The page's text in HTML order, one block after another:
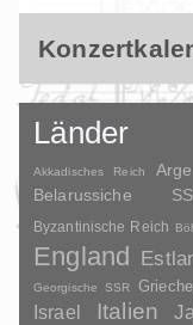
Länder
Akkadisches Reich
Belarussiche
Byzantinische Reich
England
Georgische SSR
Israel
Italien